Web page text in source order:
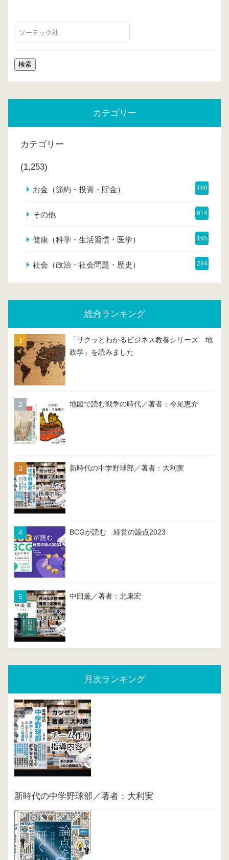
カテゴリー
カテゴリー
(1,253)
お金（節約・投資・貯金） 160
その他 614
健康（科学・生活習慣・医学） 195
社会（政治・社会問題・歴史） 284
総合ランキング
「サクッとわかるビジネス教養シリーズ 地
政学」を読みました
地図で読む戦争の時代／著者：今尾恵介
新時代の中学野球部／著者：大利実
BCGが読む 経営の論点2023
中田薫／著者：北康宏
月次ランキング
新時代の中学野球部／著者：大利実